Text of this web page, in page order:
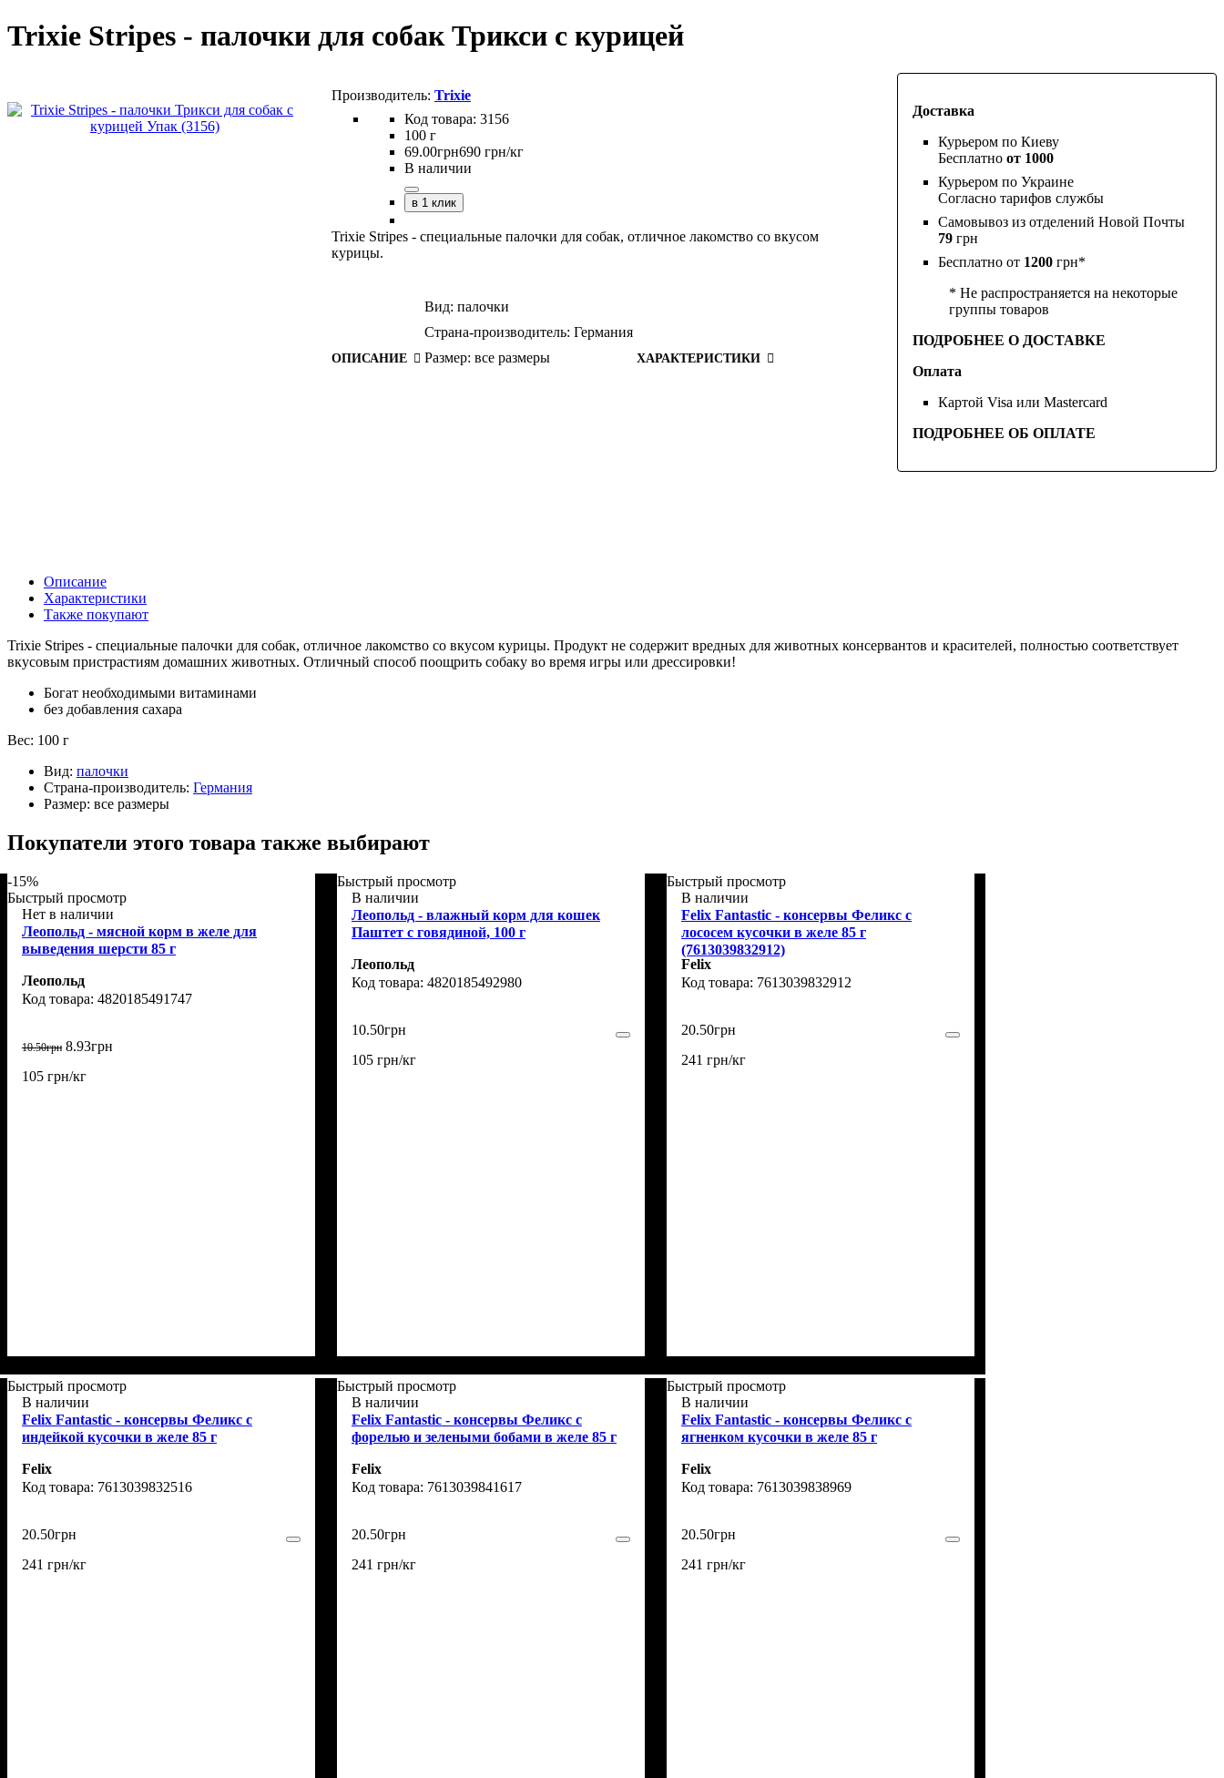
Trixie Stripes - палочки для собак Трикси с курицей
Доставка
Курьером по Киеву
Бесплатно от 1000
Курьером по Украине
Согласно тарифов службы
Самовывоз из отделений Новой Почты
79 грн
Бесплатно от 1200 грн*
* Не распространяется на некоторые
группы товаров
ПОДРОБНЕЕ О ДОСТАВКЕ
Оплата
Картой Visa или Mastercard
ПОДРОБНЕЕ ОБ ОПЛАТЕ
Trixie
3156
100 г
69.00грн690 грн/кг
В наличии
в 1 клик
Trixie Stripes - специальные палочки для собак, отличное лакомство со вкусом
курицы.
ОПИСАНИЕ
Вид: палочки
Страна-производитель: Германия
Размер: все размеры ХАРАКТЕРИСТИКИ
Описание
Характеристики
Также покупают
Trixie Stripes - специальные палочки для собак, отличное лакомство со вкусом курицы. Продукт не содержит вредных для животных консервантов и красителей, полностью соответствует
вкусовым пристрастиям домашних животных. Отличный способ поощрить собаку во время игры или дрессировки!
Богат необходимыми витаминами
без добавления сахара
Вес: 100 г
Вид: палочки
Страна-производитель: Германия
Размер: все размеры
Покупатели этого товара также выбирают
-15%
Быстрый просмотр
Нет в наличии
Леопольд - мясной корм в желе для
выведения шерсти 85 г
Леопольд
4820185491747
10.50грн 8.93грн
105 грн/кг
Быстрый просмотр
В наличии
Леопольд - влажный корм для кошек
Паштет с говядиной, 100 г
Леопольд
4820185492980
10.50грн
105 грн/кг
Быстрый просмотр
В наличии
Felix Fantastic - консервы Феликс с
лососем кусочки в желе 85 г
(7613039832912)
Felix
7613039832912
20.50грн
241 грн/кг
Быстрый просмотр
В наличии
Felix Fantastic - консервы Феликс с
индейкой кусочки в желе 85 г
Felix
7613039832516
20.50грн
241 грн/кг
Быстрый просмотр
В наличии
Felix Fantastic - консервы Феликс с
форелью и зелеными бобами в желе 85 г
Felix
7613039841617
20.50грн
241 грн/кг
Быстрый просмотр
В наличии
Felix Fantastic - консервы Феликс с
ягненком кусочки в желе 85 г
Felix
7613039838969
20.50грн
241 грн/кг